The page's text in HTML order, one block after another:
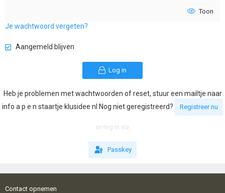
Toon
Je wachtwoord vergeten?
Aangemeld blijven
Log in
Heb je problemen met wachtwoorden of reset, stuur een mailtje naar
info a p e n staartje klusidee nl Nog niet geregistreerd?
Registreer nu
or log in via
Passkey
Contact opnemen